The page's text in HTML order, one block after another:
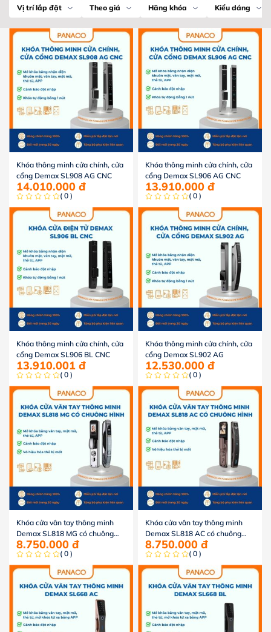
Vị trí lắp đặt Theo giá Hãng khóa Kiểu dáng
Khóa thông minh cửa chính, cửa
cổng Demax SL908 AG CNC
14.010.000 đ
( 0 )
Khóa thông minh cửa chính, cửa
cổng Demax SL906 AG CNC
13.910.000 đ
( 0 )
Khóa thông minh cửa chính, cửa
cổng Demax SL906 BL CNC
13.910.001 đ
( 0 )
Khóa thông minh cửa chính, cửa
cổng Demax SL902 AG
12.530.000 đ
( 0 )
Khóa cửa vân tay thông minh
Demax SL818 MG có chuông
hình
8.750.000 đ
( 0 )
Khóa cửa vân tay thông minh
Demax SL818 AC có chuông
hình
8.750.000 đ
( 0 )